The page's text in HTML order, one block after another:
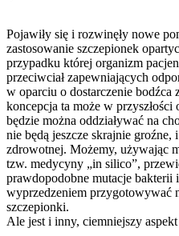
Pojawiły się i rozwinęły nowe
zastosowanie szczepionek
przypadku której organizm
przeciwciał zapewniających
w oparciu o dostarczenie bodźca
koncepcja ta może w
będzie można oddziaływać na
nie będą jeszcze skrajnie
zdrowotnej. Możemy, używając
tzw. medycyny „in silico”,
prawdopodobne mutacje
wyprzedzeniem przygotowywać
szczepionki.
Ale jest i inny, ciemniejszy